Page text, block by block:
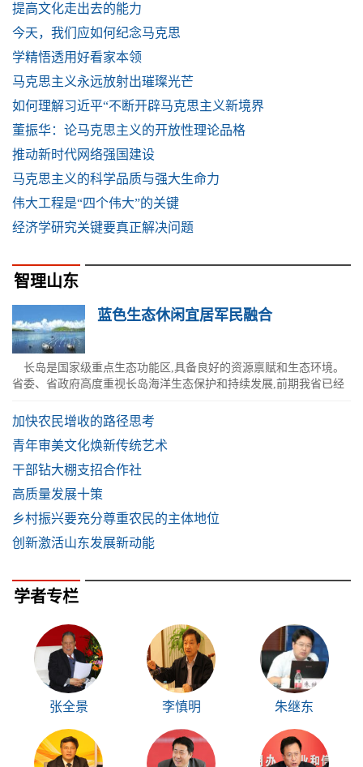
提高文化走出去的能力
今天，我们应如何纪念马克思
学精悟透用好看家本领
马克思主义永远放射出璀璨光芒
如何理解习近平“不断开辟马克思主义新境界
董振华：论马克思主义的开放性理论品格
推动新时代网络强国建设
马克思主义的科学品质与强大生命力
伟大工程是“四个伟大”的关键
经济学研究关键要真正解决问题
智理山东
蓝色生态休闲宜居军民融合
长岛是国家级重点生态功能区,具备良好的资源禀赋和生态环境。
省委、省政府高度重视长岛海洋生态保护和持续发展,前期我省已经
加快农民增收的路径思考
青年审美文化焕新传统艺术
干部钻大棚支招合作社
高质量发展十策
乡村振兴要充分尊重农民的主体地位
创新激活山东发展新动能
学者专栏
张全景 李慎明 朱继东